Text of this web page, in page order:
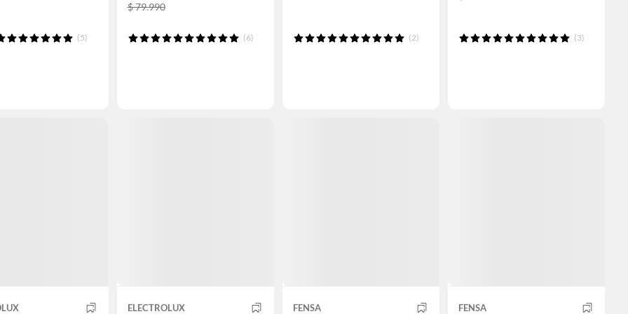
(5)
$ 79.990
(6) (2) (3)
ELECTROLUX FENSA FENSA